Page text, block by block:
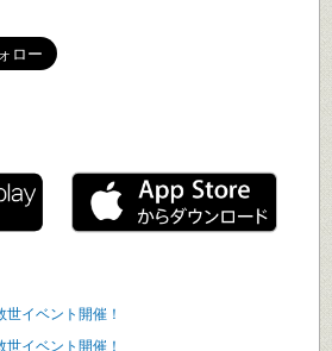
イベント開催！
イベント開催！